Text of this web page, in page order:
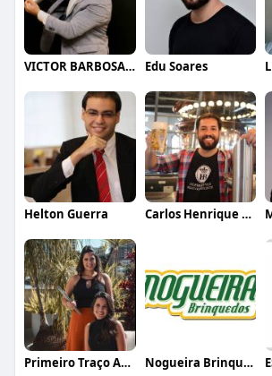
VICTOR BARBOSA QUARANTA Edu Soares
Helton Guerra Carlos Henrique de Faria Vasconcelos
Primeiro Traço Arquitetura Nogueira Brinquedos